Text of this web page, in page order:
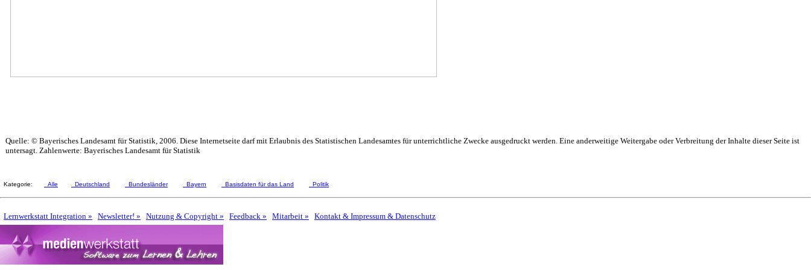
Quelle: © Bayerisches Landesamt für Statistik, 2006. Diese Internetseite darf mit Erlaubnis des Statistischen Landesamtes für unterrichtliche Zwecke ausgedruckt werden. Eine anderweitige Weitergabe oder Verbreitung der Inhalte dieser Seite ist
untersagt. Zahlenwerte: Bayerisches Landesamt für Statistik
Kategorie: Alle Deutschland Bundesländer Bayern Basisdaten für das Land Politik
Lernwerkstatt Integration » Newsletter! » Nutzung & Copyright » Feedback » Mitarbeit » Kontakt & Impressum & Datenschutz